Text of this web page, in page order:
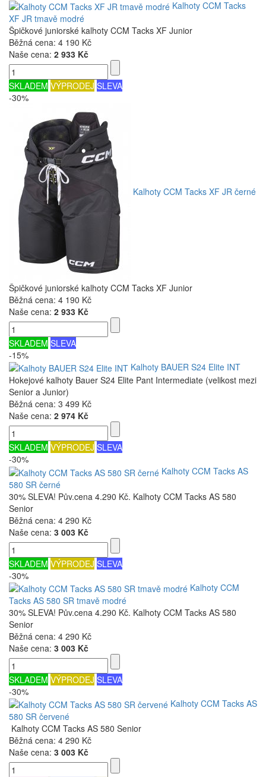
Kalhoty CCM Tacks
XF JR tmavě modré
Špičkové juniorské kalhoty CCM Tacks XF Junior
Běžná cena: 4 190 Kč
Naše cena: 2 933 Kč
SKLADEM VÝPRODEJ SLEVA
-30%
Kalhoty CCM Tacks XF JR černé
Špičkové juniorské kalhoty CCM Tacks XF Junior
Běžná cena: 4 190 Kč
Naše cena: 2 933 Kč
SKLADEM SLEVA
-15%
Kalhoty BAUER S24 Elite INT
Hokejové kalhoty Bauer S24 Elite Pant Intermediate (velikost mezi
Senior a Junior)
Běžná cena: 3 499 Kč
Naše cena: 2 974 Kč
SKLADEM VÝPRODEJ SLEVA
-30%
Kalhoty CCM Tacks AS
580 SR černé
30% SLEVA! Pův.cena 4.290 Kč. Kalhoty CCM Tacks AS 580
Senior
Běžná cena: 4 290 Kč
Naše cena: 3 003 Kč
SKLADEM VÝPRODEJ SLEVA
-30%
Kalhoty CCM
Tacks AS 580 SR tmavě modré
30% SLEVA! Pův.cena 4.290 Kč. Kalhoty CCM Tacks AS 580
Senior
Běžná cena: 4 290 Kč
Naše cena: 3 003 Kč
SKLADEM VÝPRODEJ SLEVA
-30%
Kalhoty CCM Tacks AS
580 SR červené
Kalhoty CCM Tacks AS 580 Senior
Běžná cena: 4 290 Kč
Naše cena: 3 003 Kč